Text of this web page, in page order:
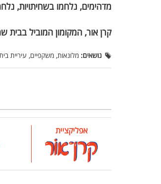
מדהימים, נלחמו בשחיתויות,
קרן אור, המקומון המוביל
נושאים: מלונאות, משקפיים, עיריית בית שמש, 300 יחד,
אפליקציית